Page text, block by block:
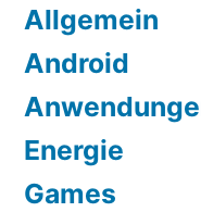
Allgemein
Android
Energie
Games